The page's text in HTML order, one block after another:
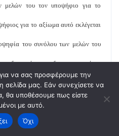
μελών του τον υποψήφιο για το
για το αξίωμα αυτό εκλέγεται
του συνόλου των μελών του
δεν συγκεντρώσει
Εάν και κατά τη
πλειοψηφία του συνόλου των
ισοψηφία, τότε διενεργείται
να σας προσφέρουμε την
σελίδα μας. Εάν συνεχίσετε να
θα υποθέσουμε πως είστε
με αυτό.
Όχι